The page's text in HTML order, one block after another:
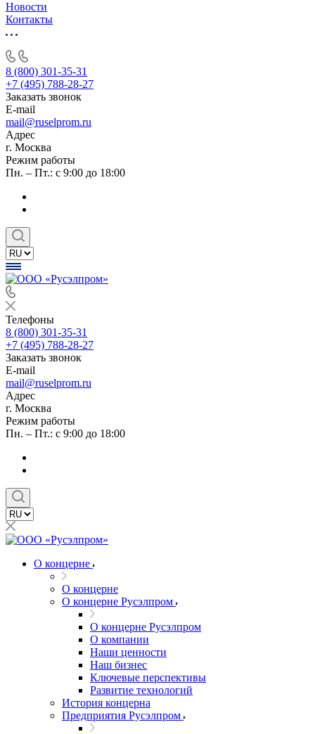
Новости
Контакты
8 (800) 301-35-31
+7 (495) 788-28-27
Заказать звонок
E-mail
mail@ruselprom.ru
Адрес
г. Москва
Режим работы
Пн. – Пт.: с 9:00 до 18:00
Телефоны
8 (800) 301-35-31
+7 (495) 788-28-27
Заказать звонок
E-mail
mail@ruselprom.ru
Адрес
г. Москва
Режим работы
Пн. – Пт.: с 9:00 до 18:00
О концерне
О концерне
О концерне Русэлпром
О концерне Русэлпром
О компании
Наши ценности
Наш бизнес
Ключевые перспективы
Развитие технологий
История концерна
Предприятия Русэлпром